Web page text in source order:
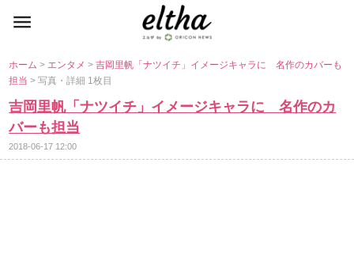
ホーム> エンタメ>吉岡里帆「ナツイチ」イメージキャラに 名作のカバーも
担当> 写真・詳細 1枚目
吉岡里帆「ナツイチ」イメージキャラに 名作のカ
バーも担当
2018-06-17 12:00